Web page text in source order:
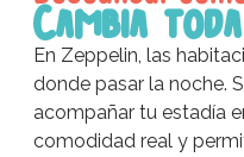
Cambia
En Zeppelin, las
donde pasar la noche.
acompañar tu estadía
comodidad real y